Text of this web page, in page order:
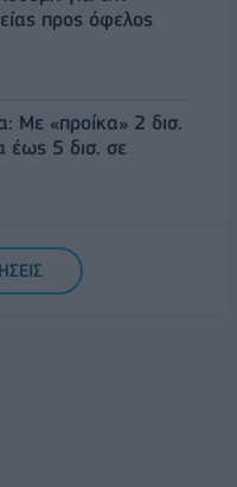
προς όφελος
Με «προίκα» 2 δισ.
έως 5 δισ. σε
βρίσκεται η
μετάβαση